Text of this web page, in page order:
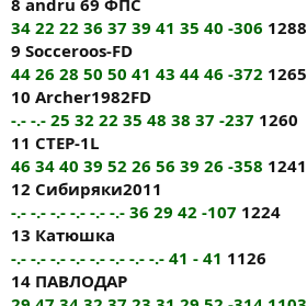
34 22 22 36 37 39 41 35 40 -306 1288
9 Socceroos-FD
44 26 28 50 50 41 43 44 46 -372 1265
10 Archer1982FD
-.- -.- 25 32 22 35 48 38 37 -237 1260
11 CTEP-1L
46 34 40 39 52 26 56 39 26 -358 1241
12 Сибиряки2011
-.- -.- -.- -.- -.- -.- 36 29 42 -107 1224
13 Катюшка
-.- -.- -.- -.- -.- -.- -.- -.- 41 - 41 1126
14 ПАВЛОДАР